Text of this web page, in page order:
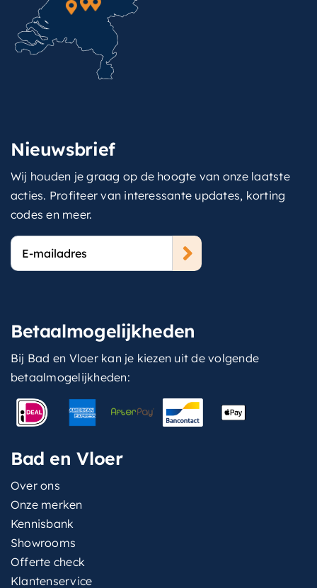
Nieuwsbrief
Wij houden je graag op de hoogte van onze laatste
acties. Profiteer van interessante updates, korting
codes en meer.
E-
mailadres
Betaalmogelijkheden
Bij Bad en Vloer kan je kiezen uit de volgende
betaalmogelijkheden:
Bad en Vloer
Over ons
Onze merken
Kennisbank
Showrooms
Offerte check
Klantenservice